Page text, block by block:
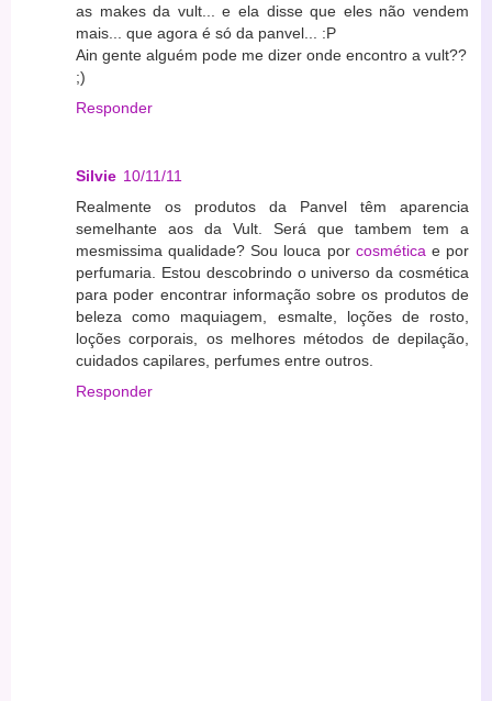
as makes da vult... e ela disse que eles não vendem
mais... que agora é só da panvel... :P
Ain gente alguém pode me dizer onde encontro a vult??
;)
Responder
Silvie 10/11/11
Realmente os produtos da Panvel têm aparencia
semelhante aos da Vult. Será que tambem tem a
mesmissima qualidade? Sou louca por cosmética e por
perfumaria. Estou descobrindo o universo da cosmética
para poder encontrar informação sobre os produtos de
beleza como maquiagem, esmalte, loções de rosto,
loções corporais, os melhores métodos de depilação,
cuidados capilares, perfumes entre outros.
Responder